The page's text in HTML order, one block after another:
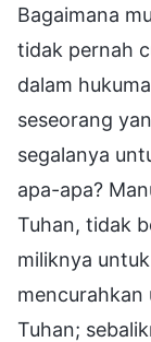
Bagaimana
tidak pernah
dalam
seseorang
segalanya
apa-apa?
Tuhan, tidak
miliknya
mencurahkan
Tuhan;